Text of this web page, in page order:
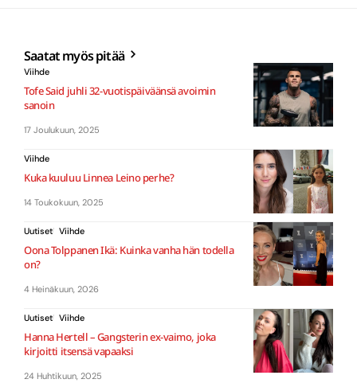
Saatat myös pitää
Viihde
Tofe Said juhli 32-vuotispäiväänsä avoimin
sanoin
17 Joulukuun, 2025
Viihde
Kuka kuuluu Linnea Leino perhe?
14 Toukokuun, 2025
Uutiset Viihde
Oona Tolppanen Ikä: Kuinka vanha hän todella
on?
4 Heinäkuun, 2026
Uutiset Viihde
Hanna Hertell – Gangsterin ex-vaimo, joka
kirjoitti itsensä vapaaksi
24 Huhtikuun, 2025